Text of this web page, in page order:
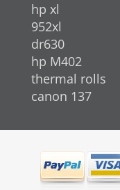
hp xl
952xl
dr630
hp M402
thermal rolls
canon 137